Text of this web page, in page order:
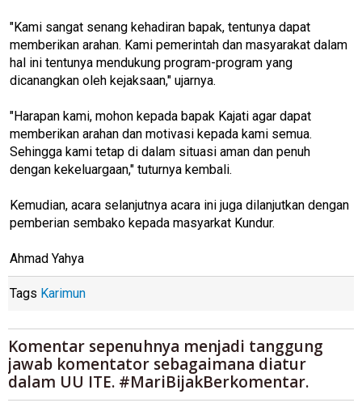
"Kami sangat senang kehadiran bapak, tentunya dapat
memberikan arahan. Kami pemerintah dan masyarakat dalam
hal ini tentunya mendukung program-program yang
dicanangkan oleh kejaksaan," ujarnya.
"Harapan kami, mohon kepada bapak Kajati agar dapat
memberikan arahan dan motivasi kepada kami semua.
Sehingga kami tetap di dalam situasi aman dan penuh
dengan kekeluargaan," tuturnya kembali.
Kemudian, acara selanjutnya acara ini juga dilanjutkan dengan
pemberian sembako kepada masyarkat Kundur.
Ahmad Yahya
Tags Karimun
Komentar sepenuhnya menjadi tanggung
jawab komentator sebagaimana diatur
dalam UU ITE. #MariBijakBerkomentar.